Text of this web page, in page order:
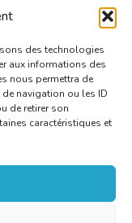
des technologies
aux informations des
nous permettra de
navigation ou les ID
de retirer son
caractéristiques et